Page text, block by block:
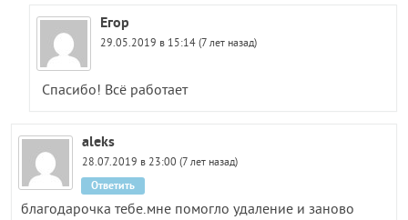
Егор
29.05.2019 в 15:14 (7 лет назад)
Спасибо! Всё работает
aleks
28.07.2019 в 23:00 (7 лет назад)
благодарочка тебе.мне помогло удаление и заново
Ответить